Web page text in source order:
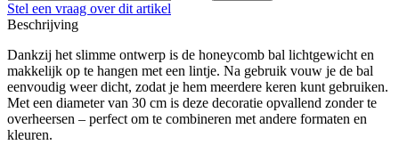
Stel een vraag over dit artikel
Beschrijving
Dankzij het slimme ontwerp is de honeycomb bal lichtgewicht en
makkelijk op te hangen met een lintje. Na gebruik vouw je de bal
eenvoudig weer dicht, zodat je hem meerdere keren kunt gebruiken.
Met een diameter van 30 cm is deze decoratie opvallend zonder te
overheersen – perfect om te combineren met andere formaten en
kleuren.